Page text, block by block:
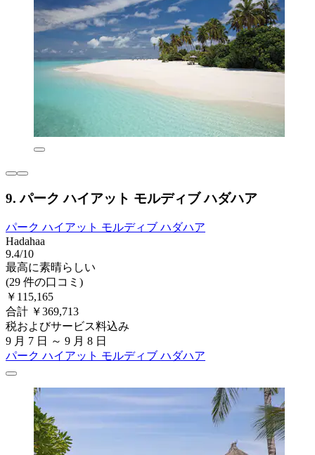
9. パーク ハイアット モルディブ ハダハア
パーク ハイアット モルディブ ハダハア
Hadahaa
9.4/10
最高に素晴らしい
(29 件の口コミ)
￥115,165
合計 ￥369,713
税およびサービス料込み
9 月 7 日 ～ 9 月 8 日
パーク ハイアット モルディブ ハダハア